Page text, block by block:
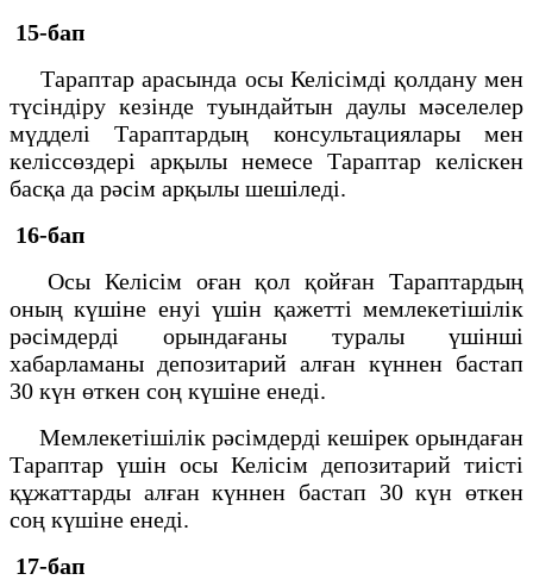
15-бап
Тараптар арасында осы Келісімді қолдану мен
түсіндіру кезінде туындайтын даулы мәселелер
мүдделі Тараптардың консультациялары мен
келіссөздері арқылы немесе Тараптар келіскен
басқа да рәсім арқылы шешіледі.
16-бап
Осы Келісім оған қол қойған Тараптардың
оның күшіне енуі үшін қажетті мемлекетішілік
рәсімдерді орындағаны туралы үшінші
хабарламаны депозитарий алған күннен бастап
30 күн өткен соң күшіне енеді.
Мемлекетішілік рәсімдерді кешірек орындаған
Тараптар үшін осы Келісім депозитарий тиісті
құжаттарды алған күннен бастап 30 күн өткен
соң күшіне енеді.
17-бап